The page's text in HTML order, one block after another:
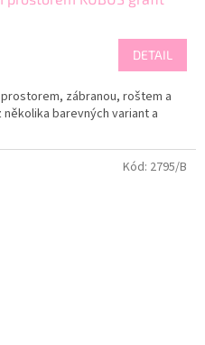
DETAIL
zábranou, roštem a
barevných variant a
Kód: 2795/B